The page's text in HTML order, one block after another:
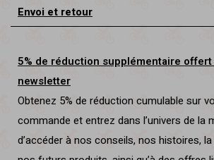
Envoi et retour
5% de réduction supplémentaire
newsletter
Obtenez 5% de réduction cumulable sur
commande et entrez dans l’univers de la
d’accéder à nos conseils, nos histoires,